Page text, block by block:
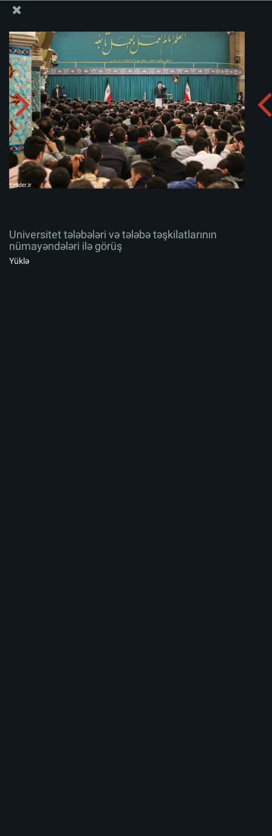
Universitet tələbələri və tələbə təşkilatlarının
nümayəndələri ilə görüş
Albomu yüklə:
Universitet tələbələri və tələbə təşkilatlarının
nümayəndələri ilə görüş
Yüklə